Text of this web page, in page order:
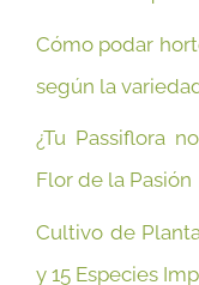
Cómo podar
según la
¿Tu Passiflora
Flor de la Pasión
Cultivo de
y 15 Especies